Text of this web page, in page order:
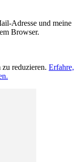
Adresse und meine
Browser.
reduzieren. Erfahre,